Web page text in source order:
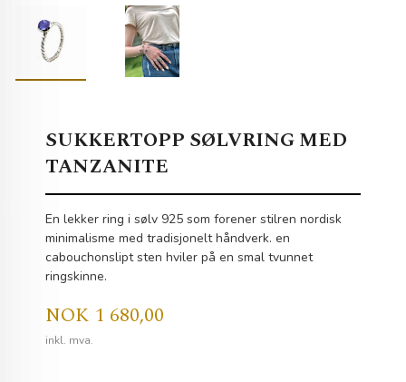
SUKKERTOPP SØLVRING MED
TANZANITE
En lekker ring i sølv 925 som forener stilren nordisk
minimalisme med tradisjonelt håndverk. en
cabouchonslipt sten hviler på en smal tvunnet
ringskinne.
Pris
NOK 1 680,00
inkl. mva.